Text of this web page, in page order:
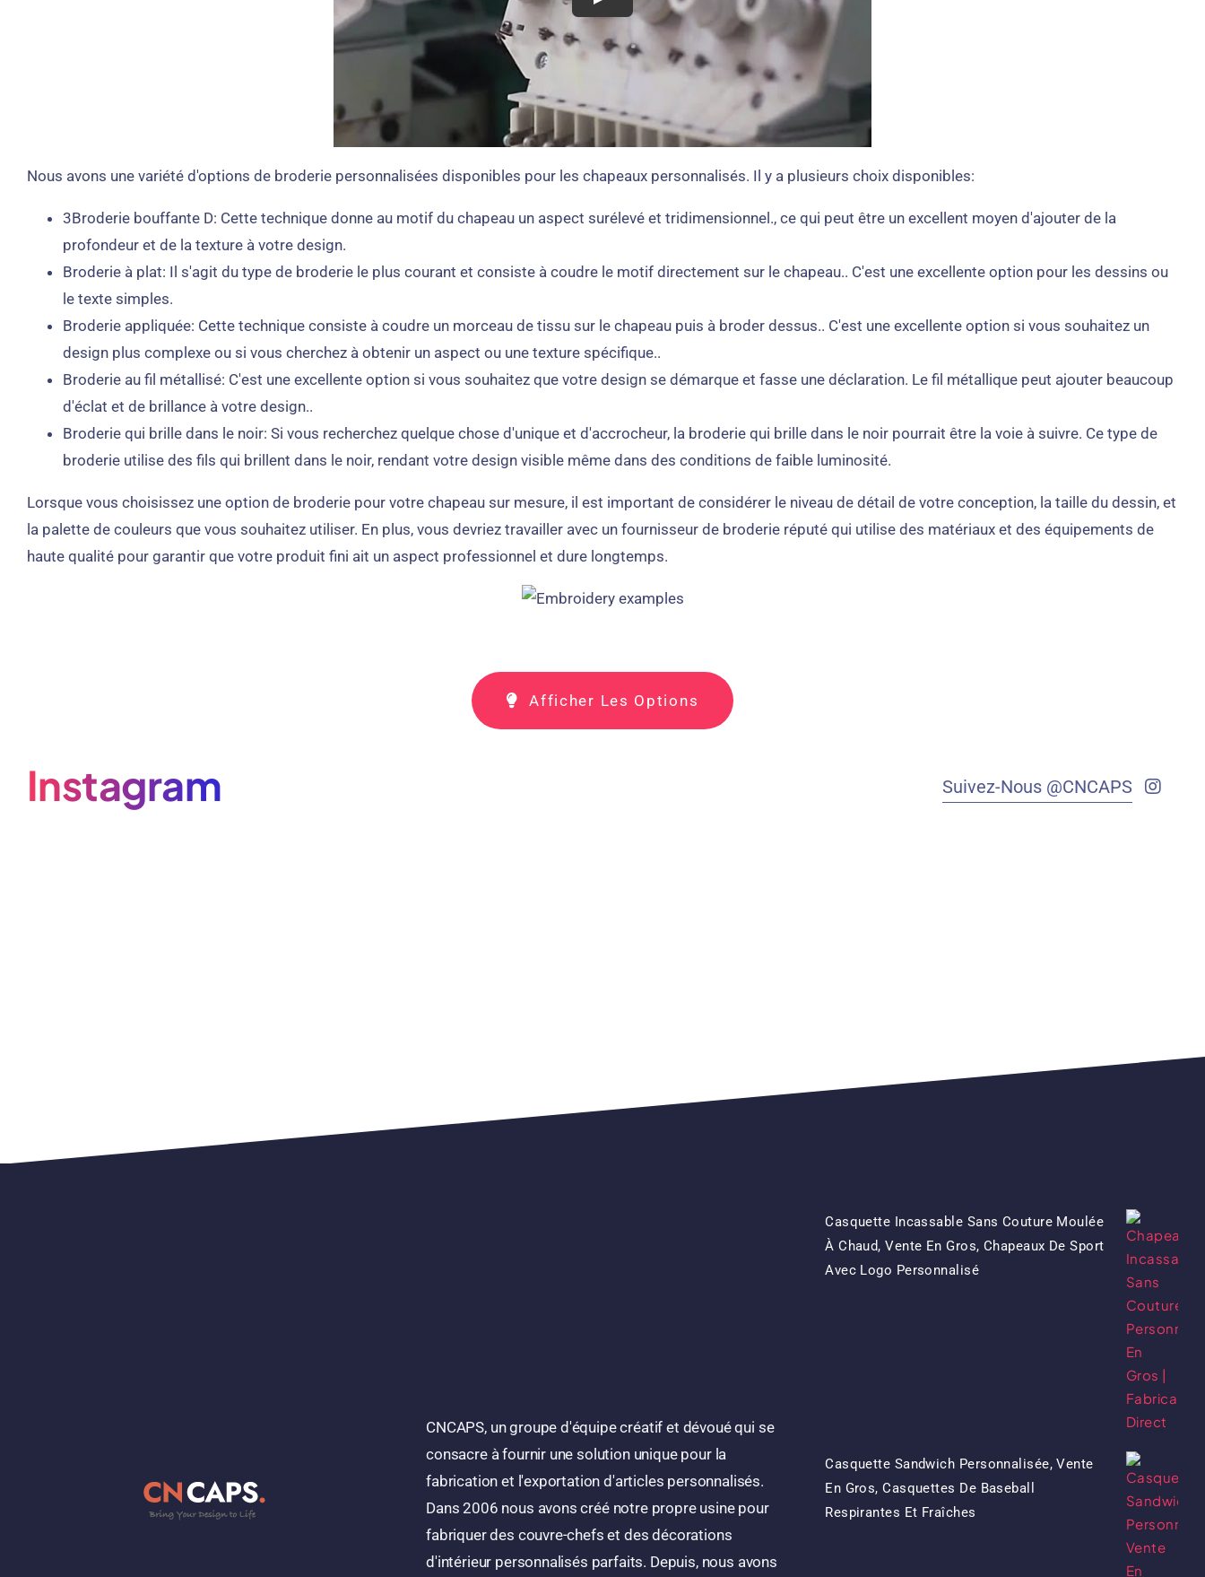
Nous avons une variété d'options de broderie personnalisées disponibles pour les chapeaux personnalisés. Il y a plusieurs choix disponibles:
3Broderie bouffante D: Cette technique donne au motif du chapeau un aspect surélevé et tridimensionnel., ce qui peut être un excellent moyen d'ajouter de la
profondeur et de la texture à votre design.
Broderie à plat: Il s'agit du type de broderie le plus courant et consiste à coudre le motif directement sur le chapeau.. C'est une excellente option pour les dessins ou
le texte simples.
Broderie appliquée: Cette technique consiste à coudre un morceau de tissu sur le chapeau puis à broder dessus.. C'est une excellente option si vous souhaitez un
design plus complexe ou si vous cherchez à obtenir un aspect ou une texture spécifique..
Broderie au fil métallisé: C'est une excellente option si vous souhaitez que votre design se démarque et fasse une déclaration. Le fil métallique peut ajouter beaucoup
d'éclat et de brillance à votre design..
Broderie qui brille dans le noir: Si vous recherchez quelque chose d'unique et d'accrocheur, la broderie qui brille dans le noir pourrait être la voie à suivre. Ce type de
broderie utilise des fils qui brillent dans le noir, rendant votre design visible même dans des conditions de faible luminosité.
Lorsque vous choisissez une option de broderie pour votre chapeau sur mesure, il est important de considérer le niveau de détail de votre conception, la taille du dessin, et
la palette de couleurs que vous souhaitez utiliser. En plus, vous devriez travailler avec un fournisseur de broderie réputé qui utilise des matériaux et des équipements de
haute qualité pour garantir que votre produit fini ait un aspect professionnel et dure longtemps.
Afficher Les Options
Instagram Suivez-Nous @CNCAPS
CNCAPS, un groupe d'équipe créatif et dévoué qui se
consacre à fournir une solution unique pour la
fabrication et l'exportation d'articles personnalisés.
Dans 2006 nous avons créé notre propre usine pour
fabriquer des couvre-chefs et des décorations
d'intérieur personnalisés parfaits. Depuis, nous avons
Casquette Incassable Sans Couture Moulée
À Chaud, Vente En Gros, Chapeaux De Sport
Avec Logo PersonnaliséLe
Le
Casquette Sandwich Personnalisée, Vente
En Gros, Casquettes De Baseball
Respirantes Et Fraîches